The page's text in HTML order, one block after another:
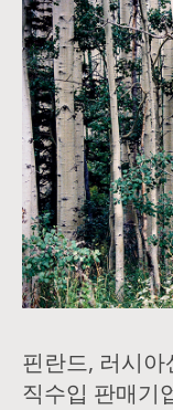
핀란드, 러시
직수입 판매기